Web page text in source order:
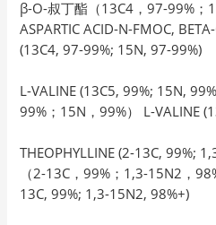
β-O-叔丁酯（13C4，97-99%
ASPARTIC ACID-N-FMOC,
(13C4, 97-99%; 15N, 97-99%)
L-VALINE (13C5, 99%; 15N,
99%；15N，99%） L-VALINE
THEOPHYLLINE (2-13C,
（2-13C，99%；1,3-15N2，
13C, 99%; 1,3-15N2, 98%+)